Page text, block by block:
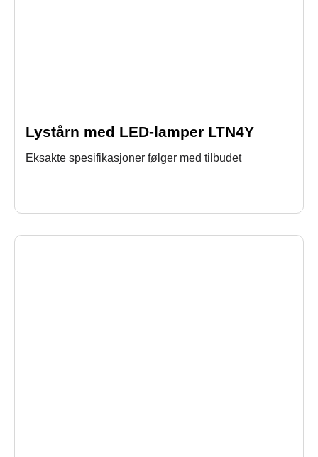
Lystårn med LED-lamper LTN4Y
Eksakte spesifikasjoner følger med tilbudet